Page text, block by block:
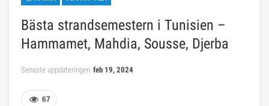
Bästa strandsemestern i Tunisien –
Hammamet, Mahdia, Sousse, Djerba
Senaste uppdateringen feb 19, 2024
67